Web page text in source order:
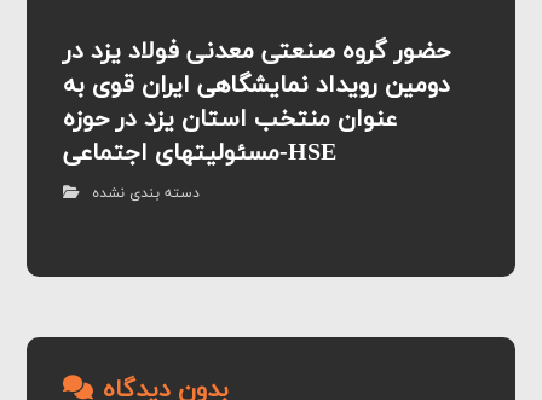
حضور گروه صنعتی معدنی فولاد یزد در
دومین رویداد نمایشگاهی ایران قوی به
عنوان منتخب استان یزد در حوزه
مسئولیتهای اجتماعی-HSE
دسته بندی نشده
بدون دیدگاه